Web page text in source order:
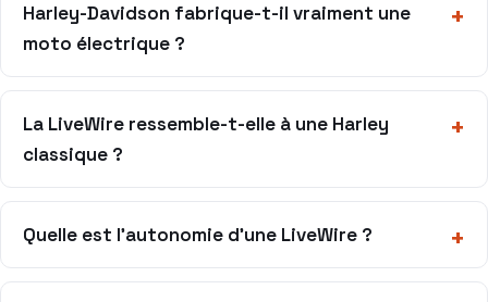
Harley-Davidson fabrique-t-il vraiment une
moto électrique ?
La LiveWire ressemble-t-elle à une Harley
classique ?
Quelle est l’autonomie d’une LiveWire ?